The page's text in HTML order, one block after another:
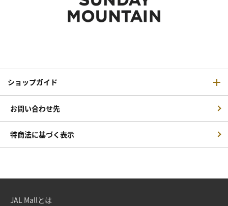
ショップガイド
お問い合わせ先
特商法に基づく表示
JAL Mallとは